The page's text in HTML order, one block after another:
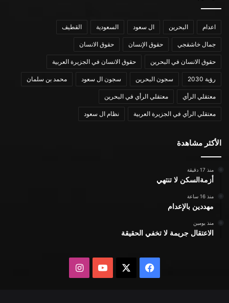
اعدام البحرين ال سعود السعودية القطيف
جمال خاشقجي حقوق الإنسان حقوق الانسان
حقوق الانسان في البحرين حقوق الانسان في الجزيرة العربية
رؤية 2030 سجون البحرين سجون ال سعود محمد بن سلمان
معتقلي الرأي معتقلي الرأي في البحرين
معتقلي الرأي في الجزيرة العربية نظام ال سعود
الأكثر مشاهدة
منذ 17 دقيقة
أزمةالسكن لا تنتهي
منذ 16 ساعة
مهددين بالإعدام
منذ يومين
الاعتقال جريمة لا تخفي الحقيقة
فيسبوك يوتيوبانستقرام